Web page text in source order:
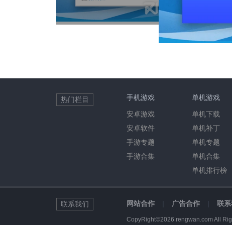
手机游戏
安卓游戏
安卓软件
手游专题
手游合集
单机游戏
单机下载
单机补丁
单机专题
单机合集
单机排行榜
热门栏目
联系我们 网站合作 广告合作 联
CopyRight©2026 rengwan.com All